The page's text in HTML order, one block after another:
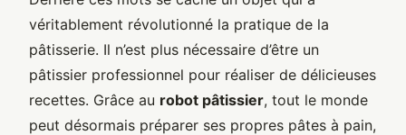
véritablement révolutionné la pratique de la
pâtisserie. Il n’est plus nécessaire d’être un
pâtissier professionnel pour réaliser de délicieuses
recettes. Grâce au robot pâtissier, tout le monde
peut désormais préparer ses propres pâtes à pain,